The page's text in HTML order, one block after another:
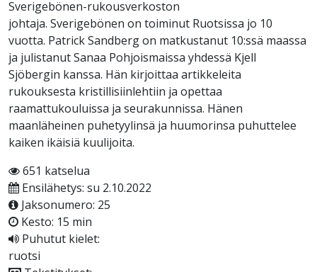
Sverigebönen-rukousverkoston
johtaja. Sverigebönen on toiminut Ruotsissa jo 10
vuotta. Patrick Sandberg on matkustanut 10:ssä maassa
ja julistanut Sanaa Pohjoismaissa yhdessä Kjell
Sjöbergin kanssa. Hän kirjoittaa artikkeleita
rukouksesta kristillisiinlehtiin ja opettaa
raamattukouluissa ja seurakunnissa. Hänen
maanläheinen puhetyylinsä ja huumorinsa puhuttelee
kaiken ikäisiä kuulijoita.
651 katselua
Ensilähetys: su 2.10.2022
Jaksonumero: 25
Kesto: 15 min
Puhutut kielet:
ruotsi